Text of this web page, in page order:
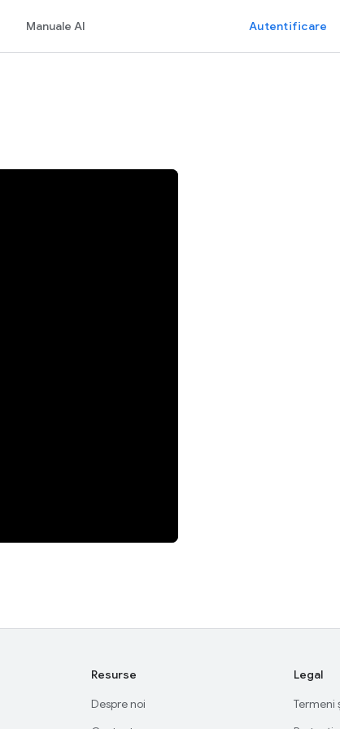
Manuale AI Autentificare
Resurse
Despre noi
Legal
Termeni